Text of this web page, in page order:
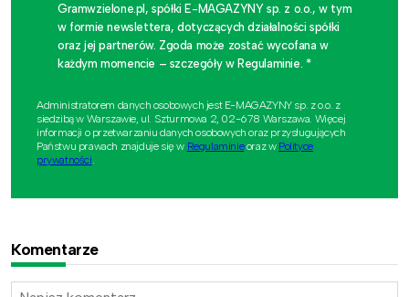
Gramwzielone.pl, spółki E-MAGAZYNY sp. z o.o., w tym
w formie newslettera, dotyczących działalności spółki
oraz jej partnerów. Zgoda może zostać wycofana w
każdym momencie – szczegóły w Regulaminie. *
Administratorem danych osobowych jest E-MAGAZYNY sp. z o.o. z
siedzibą w Warszawie, ul. Szturmowa 2, 02-678 Warszawa. Więcej
informacji o przetwarzaniu danych osobowych oraz przysługujących
Państwu prawach znajduje się w Regulaminieoraz w Polityce
prywatności.
Komentarze